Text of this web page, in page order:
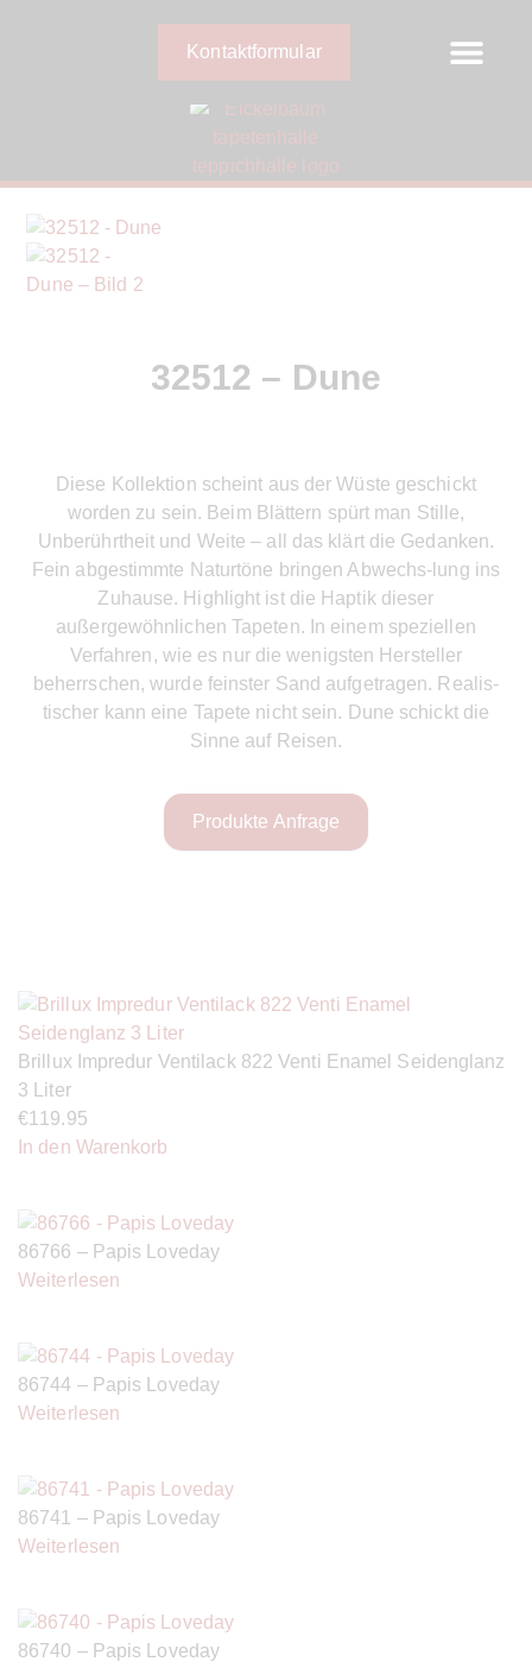
Kontaktformular
32512 – Dune
Diese Kollektion scheint aus der Wüste geschickt
worden zu sein. Beim Blättern spürt man Stille,
Unberührtheit und Weite – all das klärt die Gedanken.
Fein abgestimmte Naturtöne bringen Abwechs-lung ins
Zuhause. Highlight ist die Haptik dieser
außergewöhnlichen Tapeten. In einem speziellen
Verfahren, wie es nur die wenigsten Hersteller
beherrschen, wurde feinster Sand aufgetragen. Realis-
tischer kann eine Tapete nicht sein. Dune schickt die
Sinne auf Reisen.
Produkte Anfrage
Brillux Impredur Ventilack 822 Venti Enamel Seidenglanz
3 Liter
€119.95
In den Warenkorb
86766 – Papis Loveday
Weiterlesen
86744 – Papis Loveday
Weiterlesen
86741 – Papis Loveday
Weiterlesen
86740 – Papis Loveday